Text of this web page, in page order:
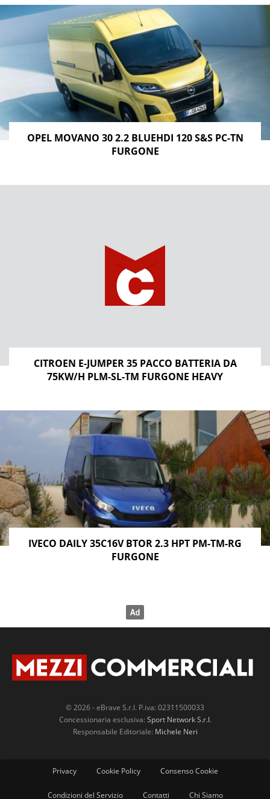
OPEL MOVANO 30 2.2 BLUEHDI 120 S&S PC-TN
FURGONE
CITROEN E-JUMPER 35 PACCO BATTERIA DA
75KW/H PLM-SL-TM FURGONE HEAVY
IVECO DAILY 35C16V BTOR 2.3 HPT PM-TM-RG
FURGONE
© 2026 - eBrave S.r.l. P.iva: 02311500033
Concessionaria esclusiva: Sport Network S.r.l.
Responsabile Editoriale: Michele Neri
Privacy Cookie Policy Consenso Cookie
Condizioni del Servizio Contatti Chi Siamo